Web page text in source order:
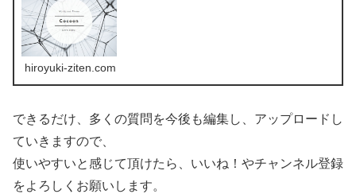
hiroyuki-ziten.com
できるだけ、多くの質問を今後も編集し、アップロードし
ていきますので、
使いやすいと感じて頂けたら、いいね！やチャンネル登録
をよろしくお願いします。